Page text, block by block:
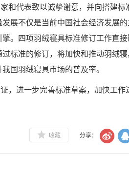
和代表致以诚挚谢意，并向搭建标
展不仅是当前中国社会经济发展
。四项羽绒寝具标准修订工作直
标准的修订，将加快和推动羽绒
国羽绒寝具市场的普及率。
，进一步完善标准草案，加快工作
收藏 分享：